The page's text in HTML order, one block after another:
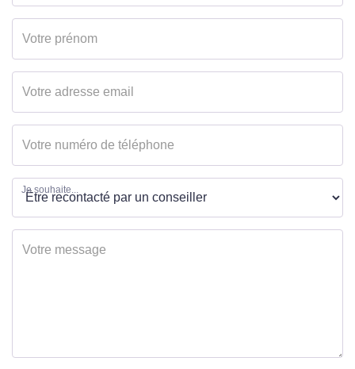
Construction libre
MANDAT
Disponibilité
DIAGNOSTICS
Concerné par un Etat
Je souhaite...